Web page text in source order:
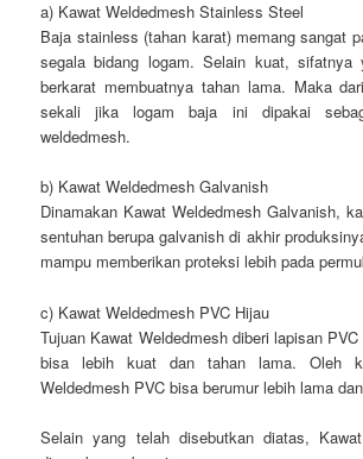
a) Kawat Weldedmesh Stainless Steel
Baja stainless (tahan karat) memang sangat
segala bidang logam. Selain kuat, sifatnya
berkarat membuatnya tahan lama. Maka
sekali jika logam baja ini dipakai
weldedmesh.
b) Kawat Weldedmesh Galvanish
Dinamakan Kawat Weldedmesh Galvanish,
sentuhan berupa galvanish di akhir
mampu memberikan proteksi lebih pada
c) Kawat Weldedmesh PVC Hijau
Tujuan Kawat Weldedmesh diberi lapisan
bisa lebih kuat dan tahan lama. Oleh
Weldedmesh PVC bisa berumur lebih lama
Selain yang telah disebutkan diatas,